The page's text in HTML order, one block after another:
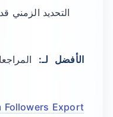
التحديد الزمني
الأفضل لـ:
Followers Export